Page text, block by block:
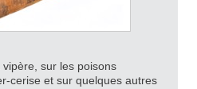
sur les poisons
cerise et sur quelques autres